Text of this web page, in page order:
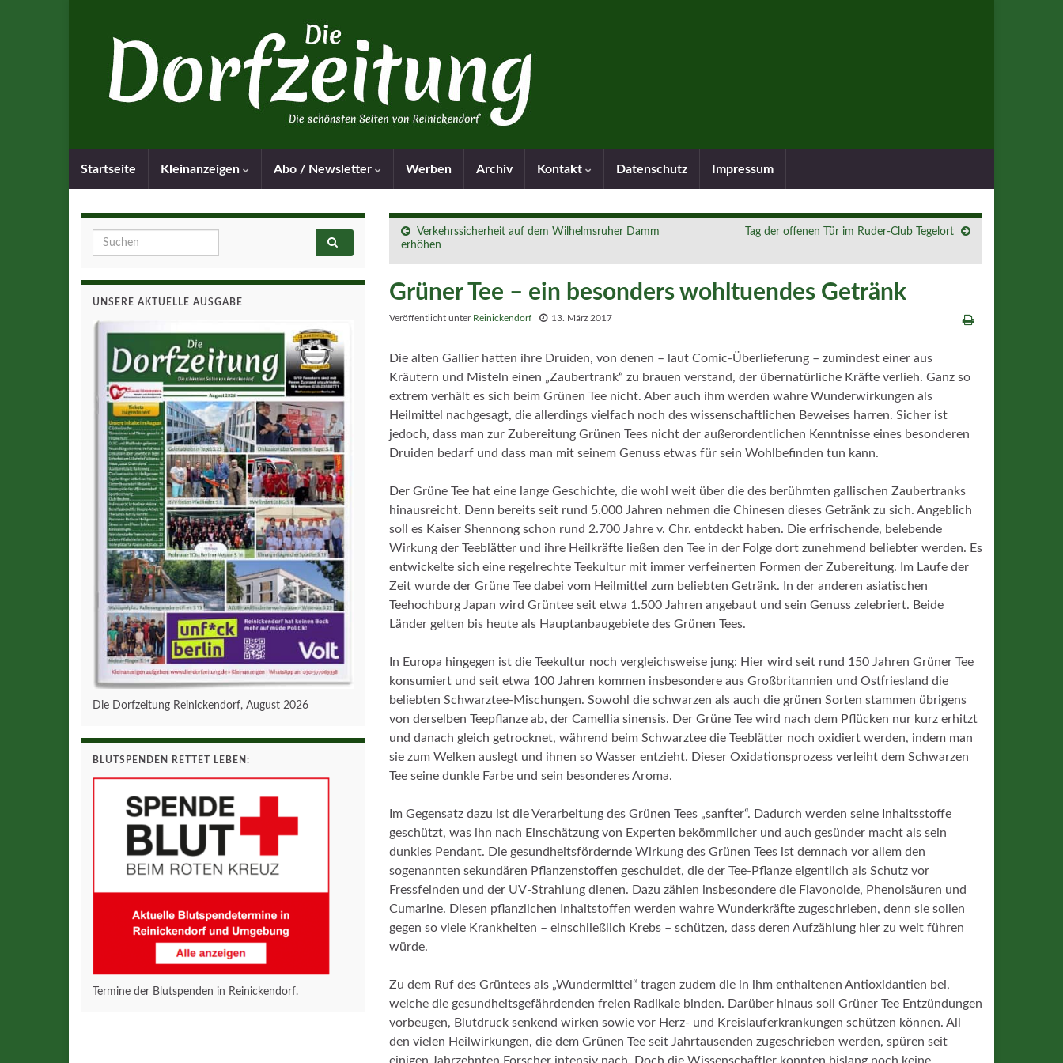
Startseite Kleinanzeigen Abo / Newsletter Werben Archiv Kontakt Datenschutz Impressum
Verkehrssicherheit auf dem Wilhelmsruher Damm
erhöhen
Tag der offenen Tür im Ruder-Club Tegelort
Grüner Tee – ein besonders wohltuendes Getränk
Veröffentlicht unter Reinickendorf 13. März 2017
Die alten Gallier hatten ihre Druiden, von denen – laut Comic-Überlieferung – zumindest einer aus
Kräutern und Misteln einen „Zaubertrank“ zu brauen verstand, der übernatürliche Kräfte verlieh. Ganz so
extrem verhält es sich beim Grünen Tee nicht. Aber auch ihm werden wahre Wunderwirkungen als
Heilmittel nachgesagt, die allerdings vielfach noch des wissenschaftlichen Beweises harren. Sicher ist
jedoch, dass man zur Zubereitung Grünen Tees nicht der außerordentlichen Kenntnisse eines besonderen
Druiden bedarf und dass man mit seinem Genuss etwas für sein Wohlbefinden tun kann.
Der Grüne Tee hat eine lange Geschichte, die wohl weit über die des berühmten gallischen Zaubertranks
hinausreicht. Denn bereits seit rund 5.000 Jahren nehmen die Chinesen dieses Getränk zu sich. Angeblich
soll es Kaiser Shennong schon rund 2.700 Jahre v. Chr. entdeckt haben. Die erfrischende, belebende
Wirkung der Teeblätter und ihre Heilkräfte ließen den Tee in der Folge dort zunehmend beliebter werden. Es
entwickelte sich eine regelrechte Teekultur mit immer verfeinerten Formen der Zubereitung. Im Laufe der
Zeit wurde der Grüne Tee dabei vom Heilmittel zum beliebten Getränk. In der anderen asiatischen
Teehochburg Japan wird Grüntee seit etwa 1.500 Jahren angebaut und sein Genuss zelebriert. Beide
Länder gelten bis heute als Hauptanbaugebiete des Grünen Tees.
In Europa hingegen ist die Teekultur noch vergleichsweise jung: Hier wird seit rund 150 Jahren Grüner Tee
konsumiert und seit etwa 100 Jahren kommen insbesondere aus Großbritannien und Ostfriesland die
beliebten Schwarztee-Mischungen. Sowohl die schwarzen als auch die grünen Sorten stammen übrigens
von derselben Teepflanze ab, der Camellia sinensis. Der Grüne Tee wird nach dem Pflücken nur kurz erhitzt
und danach gleich getrocknet, während beim Schwarztee die Teeblätter noch oxidiert werden, indem man
sie zum Welken auslegt und ihnen so Wasser entzieht. Dieser Oxidationsprozess verleiht dem Schwarzen
Tee seine dunkle Farbe und sein besonderes Aroma.
Im Gegensatz dazu ist die Verarbeitung des Grünen Tees „sanfter“. Dadurch werden seine Inhaltsstoffe
geschützt, was ihn nach Einschätzung von Experten bekömmlicher und auch gesünder macht als sein
dunkles Pendant. Die gesundheitsfördernde Wirkung des Grünen Tees ist demnach vor allem den
sogenannten sekundären Pflanzenstoffen geschuldet, die der Tee-Pflanze eigentlich als Schutz vor
Fressfeinden und der UV-Strahlung dienen. Dazu zählen insbesondere die Flavonoide, Phenolsäuren und
Cumarine. Diesen pflanzlichen Inhaltstoffen werden wahre Wunderkräfte zugeschrieben, denn sie sollen
gegen so viele Krankheiten – einschließlich Krebs – schützen, dass deren Aufzählung hier zu weit führen
würde.
Zu dem Ruf des Grüntees als „Wundermittel“ tragen zudem die in ihm enthaltenen Antioxidantien bei,
welche die gesundheitsgefährdenden freien Radikale binden. Darüber hinaus soll Grüner Tee Entzündungen
vorbeugen, Blutdruck senkend wirken sowie vor Herz- und Kreislauferkrankungen schützen können. All
den vielen Heilwirkungen, die dem Grünen Tee seit Jahrtausenden zugeschrieben werden, spüren seit
Search for:
UNSERE AKTUELLE AUSGABE
Die Dorfzeitung Reinickendorf, August 2026
BLUTSPENDEN RETTET LEBEN:
Termine der Blutspenden in Reinickendorf.